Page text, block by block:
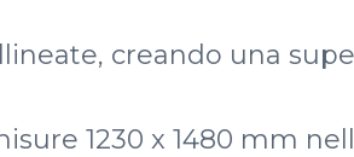
creando una
1230 x 1480 mm